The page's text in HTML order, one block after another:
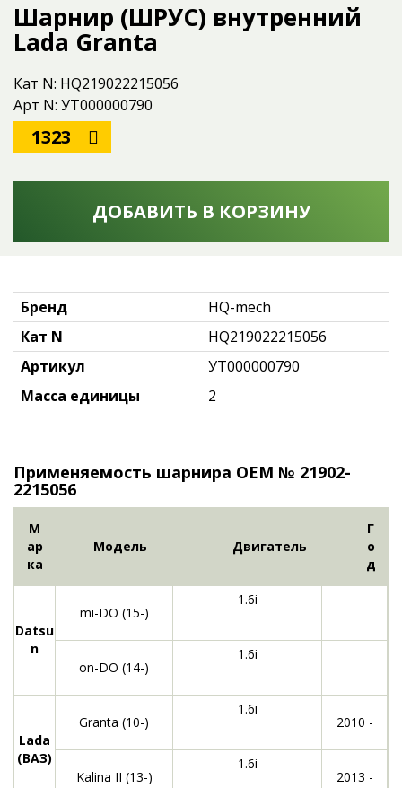
Шарнир (ШРУС) внутренний
Lada Granta
Кат N: HQ219022215056
Арт N: УТ000000790
1323
ДОБАВИТЬ В КОРЗИНУ
Бренд
HQ-mech
Кат N
HQ219022215056
Артикул
УТ000000790
Масса единицы
2
Применяемость шарнира OEM № 21902-
2215056
М
ар
ка
Модель Двигатель
Г
о
д
Datsu
n
mi-DO (15-)
1.6i
on-DO (14-)
1.6i
Lada
(ВАЗ)
Granta (10-)
1.6i
2010 -
Kalina II (13-)
1.6i
2013 -